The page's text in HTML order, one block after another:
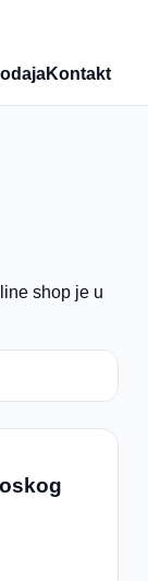
Kontakt
shop je u